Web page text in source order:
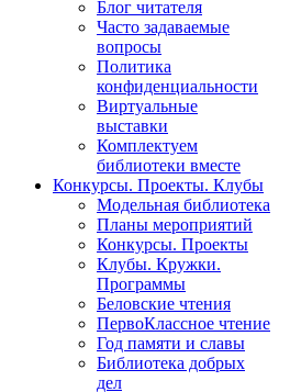
Блог читателя
Часто задаваемые
вопросы
Политика
конфиденциальности
Виртуальные
выставки
Комплектуем
библиотеки вместе
Конкурсы. Проекты. Клубы
Модельная библиотека
Планы мероприятий
Конкурсы. Проекты
Клубы. Кружки.
Программы
Беловские чтения
ПервоКлассное чтение
Год памяти и славы
Библиотека добрых
дел